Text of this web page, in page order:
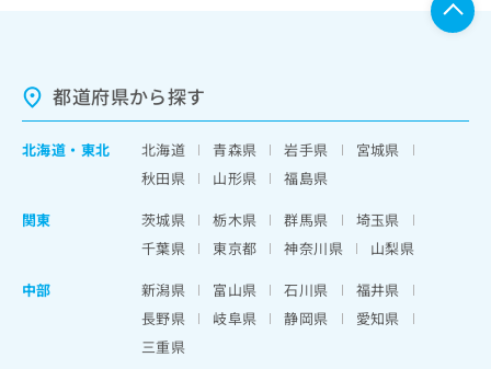
都道府県から探す
北海道 ・ 東北 北海道 青森県 岩手県
宮城県
秋田県
山形県
福島県
関東
茨城県 栃木県 群馬県
埼玉県
千葉県
東京都 神奈川県
山梨県
中部
新潟県 富山県 石川県
福井県
長野県
岐阜県 静岡県
愛知県
三重県